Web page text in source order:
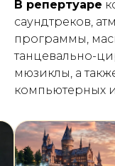
В репертуаре
саундтреков,
программы,
танцевально-
мюзиклы, а
компьютерных